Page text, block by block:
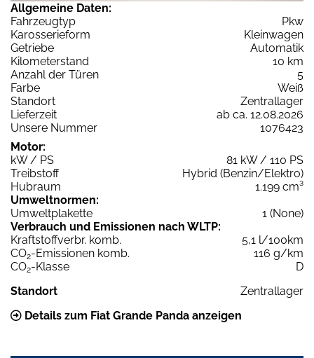
Allgemeine Daten:
Fahrzeugtyp
Pkw
Karosserieform
Kleinwagen
Getriebe
Automatik
Kilometerstand
10 km
Anzahl der Türen
5
Farbe
Weiß
Standort
Zentrallager
Lieferzeit
ab ca. 12.08.2026
Unsere Nummer
1076423
Motor:
kW / PS
81 kW / 110 PS
Treibstoff
Hybrid (Benzin/Elektro)
Hubraum
1.199 cm³
Umweltnormen:
Umweltplakette
1 (None)
Verbrauch und Emissionen nach WLTP:
Kraftstoffverbr. komb.
5,1 l/100km
CO2-Emissionen komb.
116 g/km
CO2-Klasse
D
Standort
Zentrallager
Details zum Fiat Grande Panda anzeigen